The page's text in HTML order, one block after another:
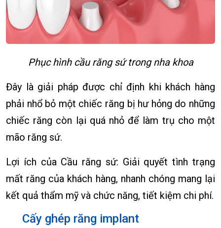
Phục hình cầu răng sứ trong nha khoa
Đây là giải pháp được chỉ định khi khách hàng
phải nhổ bỏ một chiếc răng bị hư hỏng do những
chiếc răng còn lại quá nhỏ để làm trụ cho một
mão răng sứ.
Lợi ích của Cầu răng sứ: Giải quyết tình trạng
mất răng của khách hàng, nhanh chóng mang lại
kết quả thẩm mỹ và chức năng, tiết kiệm chi phí.
Cấy ghép răng implant